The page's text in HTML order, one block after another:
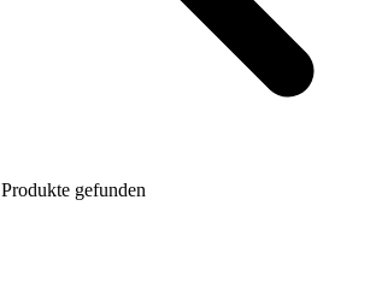
Produkte gefunden